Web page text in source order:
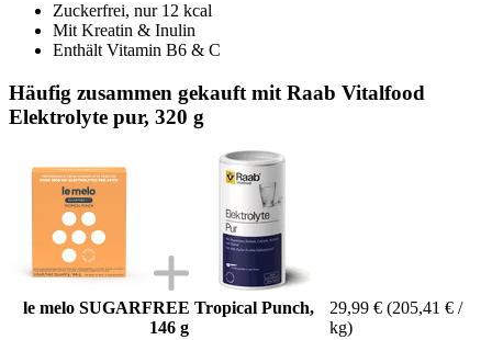
Zuckerfrei, nur 12 kcal
Mit Kreatin & Inulin
Enthält Vitamin B6 & C
Häufig zusammen gekauft mit Raab Vitalfood
Elektrolyte pur, 320 g
le melo SUGARFREE Tropical Punch,
146 g
29,99 € (205,41 € /
kg)